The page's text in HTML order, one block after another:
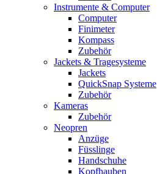
Instrumente & Computer
Computer
Finimeter
Kompass
Zubehör
Jackets & Tragesysteme
Jackets
QuickSnap Systeme
Zubehör
Kameras
Zubehör
Neopren
Anzüge
Füsslinge
Handschuhe
Kopfhauben